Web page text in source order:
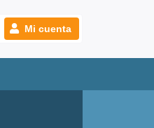
Mi cuenta